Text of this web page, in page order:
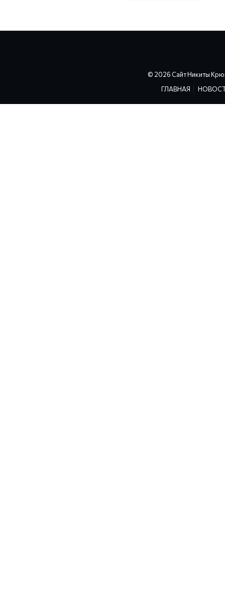
© 2026 Сайт Никиты
ГЛАВНАЯ